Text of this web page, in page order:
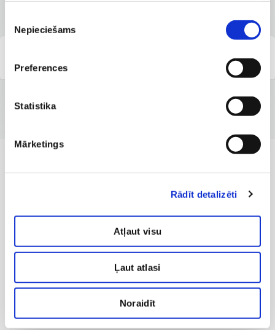
izvēle
Nepieciešams
Preferences
Statistika
Mārketings
Rādīt detalizēti
Atļaut visu
Ļaut atlasi
Noraidīt
Филиалы, где доступна услуга